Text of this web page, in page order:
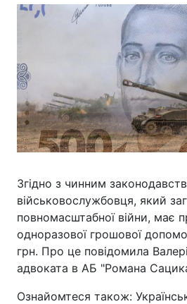
Згідно з чинним
військовослужбовця, який
повномасштабної війни, має
одноразової грошової
грн. Про це повідомила
адвоката в АБ "Романа
Ознайомтеся також: